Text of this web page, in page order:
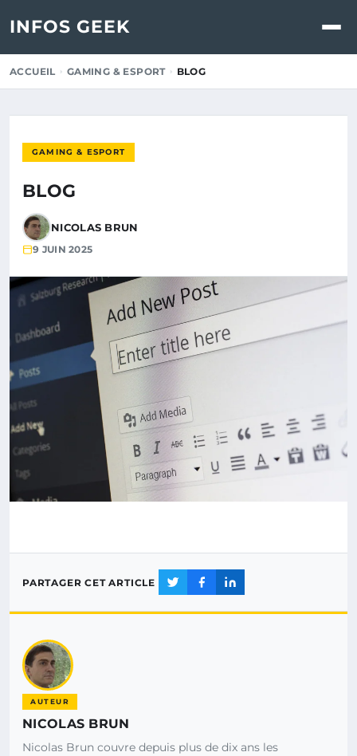
INFOS GEEK
ACCUEIL GAMING & ESPORT BLOG
GAMING & ESPORT
BLOG
NICOLAS BRUN
9 JUIN 2025
PARTAGER CET ARTICLE
AUTEUR
NICOLAS BRUN
Nicolas Brun couvre depuis plus de dix ans les